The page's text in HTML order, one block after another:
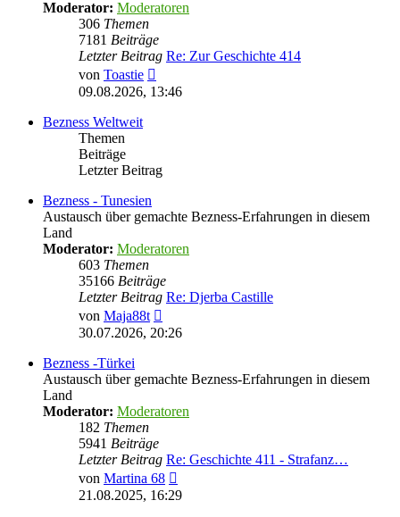
Moderator: Moderatoren
306 Themen
7181 Beiträge
Letzter Beitrag Re: Zur Geschichte 414
von Toastie
Beitrag
09.08.2026, 13:46
Bezness Weltweit
Themen
Beiträge
Letzter Beitrag
Bezness - Tunesien
Austausch über gemachte Bezness-Erfahrungen in diesem
Land
Moderator: Moderatoren
603 Themen
35166 Beiträge
Letzter Beitrag Re: Djerba Castille
von Maja88t
Beitrag
30.07.2026, 20:26
Bezness -Türkei
Austausch über gemachte Bezness-Erfahrungen in diesem
Land
Moderator: Moderatoren
182 Themen
5941 Beiträge
Letzter Beitrag Re: Geschichte 411 - Strafanz…
von Martina 68
Beitrag
21.08.2025, 16:29